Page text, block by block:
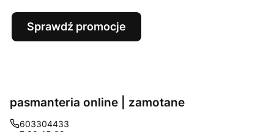
Sprawdź promocje
pasmanteria online | zamotane
603304433